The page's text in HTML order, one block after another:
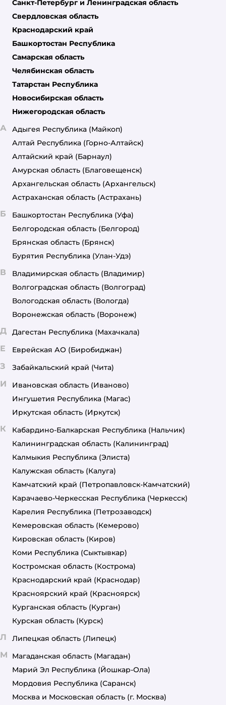
Санкт-Петербург и Ленинградская область
Свердловская область
Краснодарский край
Башкортостан Республика
Самарская область
Челябинская область
Татарстан Республика
Новосибирская область
Нижегородская область
А Адыгея Республика (Майкоп)
Алтай Республика (Горно-Алтайск)
Алтайский край (Барнаул)
Амурская область (Благовещенск)
Архангельская область (Архангельск)
Астраханская область (Астрахань)
Б Башкортостан Республика (Уфа)
Белгородская область (Белгород)
Брянская область (Брянск)
Бурятия Республика (Улан-Удэ)
В Владимирская область (Владимир)
Волгоградская область (Волгоград)
Вологодская область (Вологда)
Воронежская область (Воронеж)
Д Дагестан Республика (Махачкала)
Е Еврейская АО (Биробиджан)
З Забайкальский край (Чита)
И Ивановская область (Иваново)
Ингушетия Республика (Магас)
Иркутская область (Иркутск)
К Кабардино-Балкарская Республика (Нальчик)
Калининградская область (Калининград)
Калмыкия Республика (Элиста)
Калужская область (Калуга)
Камчатский край (Петропавловск-Камчатский)
Карачаево-Черкесская Республика (Черкесск)
Карелия Республика (Петрозаводск)
Кемеровская область (Кемерово)
Кировская область (Киров)
Коми Республика (Сыктывкар)
Костромская область (Кострома)
Краснодарский край (Краснодар)
Красноярский край (Красноярск)
Курганская область (Курган)
Курская область (Курск)
Л Липецкая область (Липецк)
М Магаданская область (Магадан)
Марий Эл Республика (Йошкар-Ола)
Мордовия Республика (Саранск)
Москва и Московская область (г. Москва)